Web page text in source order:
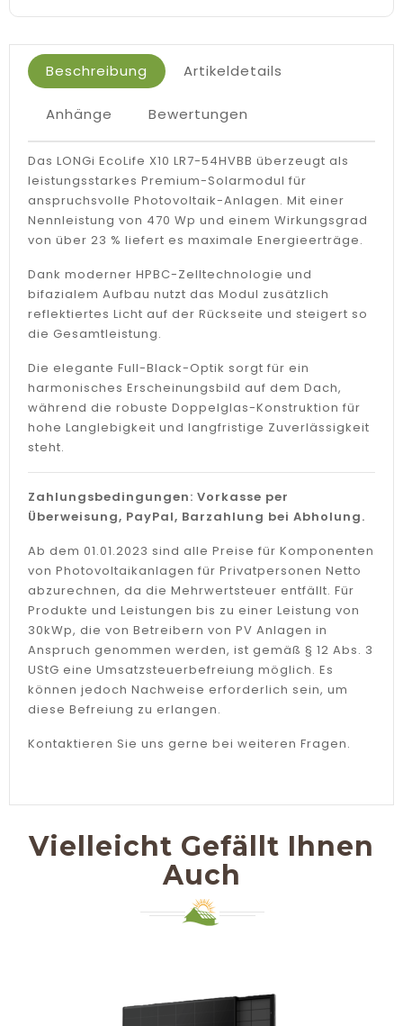
Beschreibung Artikeldetails
Anhänge Bewertungen
Das LONGi EcoLife X10 LR7-54HVBB überzeugt als
leistungsstarkes Premium-Solarmodul für
anspruchsvolle Photovoltaik-Anlagen. Mit einer
Nennleistung von 470 Wp und einem Wirkungsgrad
von über 23 % liefert es maximale Energieerträge.
Dank moderner HPBC-Zelltechnologie und
bifazialem Aufbau nutzt das Modul zusätzlich
reflektiertes Licht auf der Rückseite und steigert so
die Gesamtleistung.
Die elegante Full-Black-Optik sorgt für ein
harmonisches Erscheinungsbild auf dem Dach,
während die robuste Doppelglas-Konstruktion für
hohe Langlebigkeit und langfristige Zuverlässigkeit
steht.
Zahlungsbedingungen: Vorkasse per
Überweisung, PayPal, Barzahlung bei Abholung.
Ab dem 01.01.2023 sind alle Preise für Komponenten
von Photovoltaikanlagen für Privatpersonen Netto
abzurechnen, da die Mehrwertsteuer entfällt. Für
Produkte und Leistungen bis zu einer Leistung von
30kWp, die von Betreibern von PV Anlagen in
Anspruch genommen werden, ist gemäß § 12 Abs. 3
UStG eine Umsatzsteuerbefreiung möglich. Es
können jedoch Nachweise erforderlich sein, um
diese Befreiung zu erlangen.
Kontaktieren Sie uns gerne bei weiteren Fragen.
Vielleicht Gefällt Ihnen
Auch